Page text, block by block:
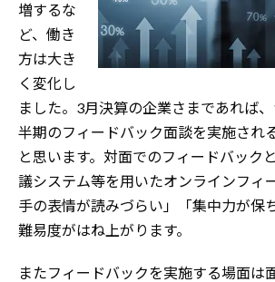
増するな
ど、働き
方は大き
く変化し
ました。3月決算の企業さまであれば
半期のフィードバック面談を実施され
と思います。対面でのフィードバック
議システム等を用いたオンラインフィ
手の表情が読みづらい」「集中力が保
難易度がはね上がります。
またフィードバックを実施する場面は